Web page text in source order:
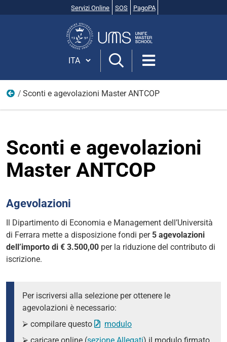
Servizi Online SOS PagoPA
Cambia lingua
Anno accademico 2025/26
Sconti e agevolazioni Master ANTCOP
Sconti e agevolazioni
Master ANTCOP
Agevolazioni
Il Dipartimento di Economia e Management dell’Università
di Ferrara mette a disposizione fondi per 5 agevolazioni
dell’importo di € 3.500,00 per la riduzione del contributo di
iscrizione.
Per iscriversi alla selezione per ottenere le
agevolazioni è necessario:
⮚ compilare questo
modulo